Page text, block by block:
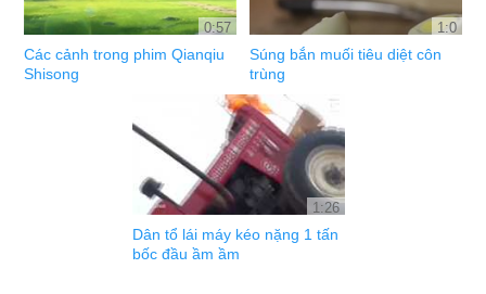
0:57
Các cảnh trong phim Qianqiu
Shisong
1:0
Súng bắn muối tiêu diệt côn
trùng
1:26
Dân tổ lái máy kéo nặng 1 tấn
bốc đầu ầm ầm